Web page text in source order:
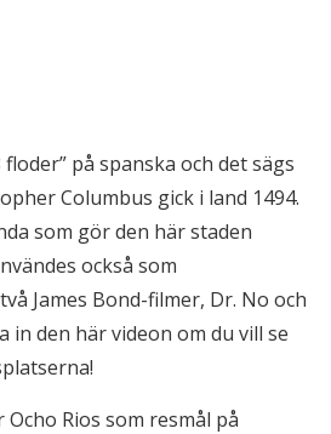
på spanska och det sägs
Columbus gick i land 1494.
som gör den här staden
också som
James Bond-filmer, Dr. No och
in den här videon om du vill se
Rios som resmål på